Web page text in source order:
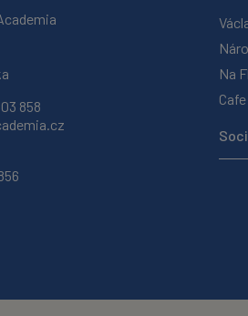
858
Na